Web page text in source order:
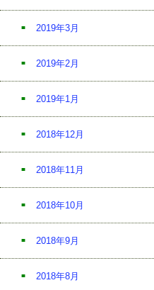
2019年3月
2019年2月
2019年1月
2018年12月
2018年11月
2018年10月
2018年9月
2018年8月